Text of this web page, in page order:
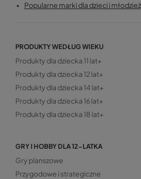
Popularne marki dla dzieci i
PRODUKTY WEDŁUG WIEKU
Produkty dla dziecka 11 lat+
Produkty dla dziecka 12 lat+
Produkty dla dziecka 14 lat+
Produkty dla dziecka 16 lat+
Produkty dla dziecka 18 lat+
GRY I HOBBY DLA 12-LATKA
Gry planszowe
Przygodowe i strategiczne